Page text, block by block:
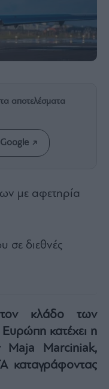
αποτελέσματα
με αφετηρία
σε διεθνές
κλάδο των
κατέχει η
Maja Marciniak,
καταγράφοντας